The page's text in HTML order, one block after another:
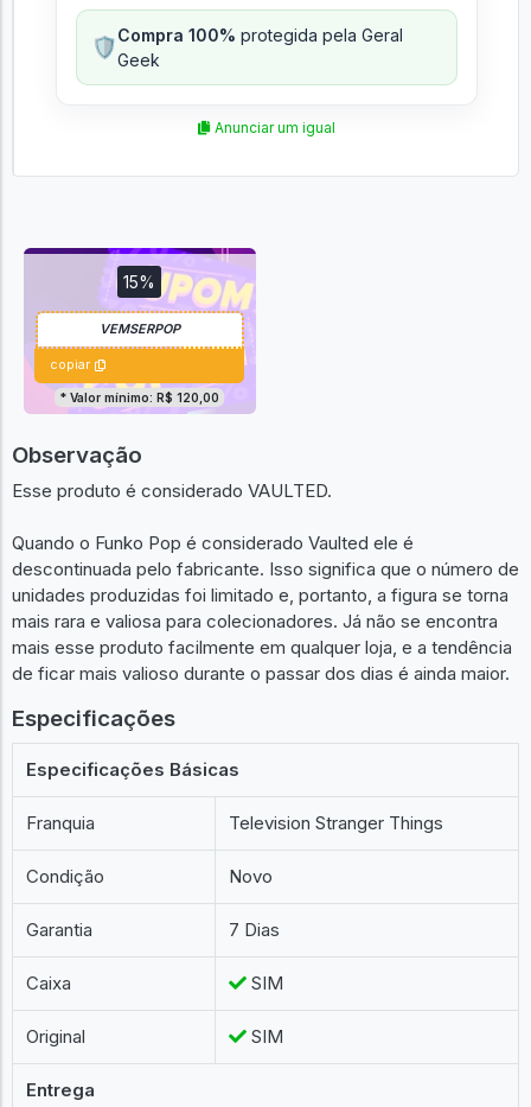
🛡️Compra 100% protegida pela Geral
Geek
Anunciar um igual
15%
copiar
* Valor mínimo: R$ 120,00
Observação
Esse produto é considerado VAULTED.
Quando o Funko Pop é considerado Vaulted ele é
descontinuada pelo fabricante. Isso significa que o número de
unidades produzidas foi limitado e, portanto, a figura se torna
mais rara e valiosa para colecionadores. Já não se encontra
mais esse produto facilmente em qualquer loja, e a tendência
de ficar mais valioso durante o passar dos dias é ainda maior.
Especificações
Especificações Básicas
Franquia Television Stranger Things
Condição Novo
Garantia 7 Dias
Caixa SIM
Original SIM
Entrega